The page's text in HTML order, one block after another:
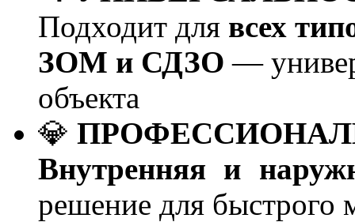
Подходит для всех
ЗОМ и СДЗО —
объекта
💎
Внутренняя и
решение для быстрого